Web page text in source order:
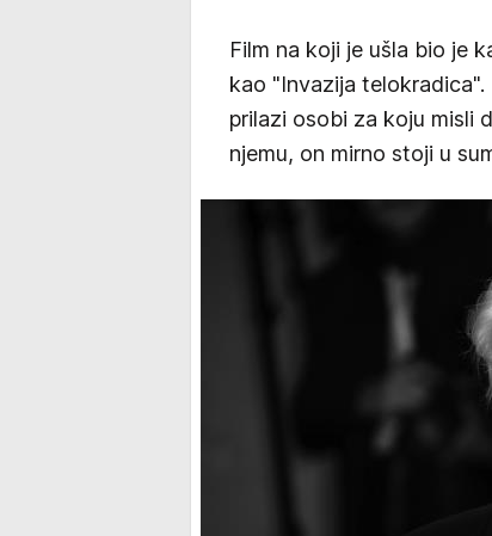
Film na koji je ušla bio je
kao "Invazija
prilazi osobi za koju misli
njemu, on mirno stoji u